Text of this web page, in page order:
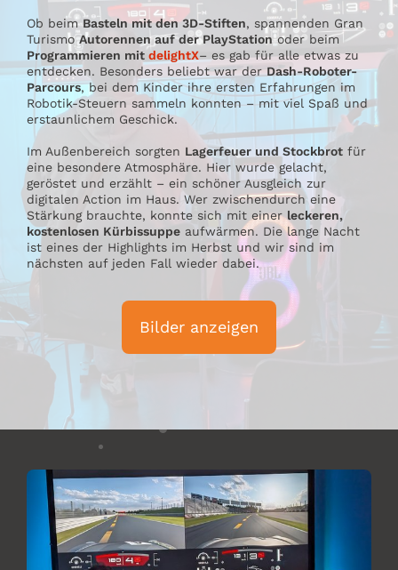
Ob beimBasteln mit den 3D-Stiften, spannenden Gran
TurismoAutorennen auf der PlayStationoder beim
Programmieren mit delightX– es gab für alle etwas zu
entdecken. Besonders beliebt war derDash-Roboter-
Parcours, bei dem Kinder ihre ersten Erfahrungen im
Robotik-Steuern sammeln konnten – mit viel Spaß und
erstaunlichem Geschick.
Im Außenbereich sorgten Lagerfeuer und Stockbrot für
eine besondere Atmosphäre. Hier wurde gelacht,
geröstet und erzählt – ein schöner Ausgleich zur
digitalen Action im Haus. Wer zwischendurch eine
Stärkung brauchte, konnte sich mit einerleckeren,
kostenlosen Kürbissuppe aufwärmen. Die lange Nacht
ist eines der Highlights im Herbst und wir sind im
nächsten auf jeden Fall wieder dabei.
Bilder anzeigen